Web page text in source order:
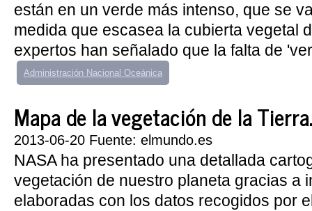
están en un verde más intenso, que se
medida que escasea la cubierta vegetal
expertos han señalado que la falta de
Administración Nacional Oceánica
Mapa de la vegetación de la
2013-06-20 Fuente: elmundo.es
NASA ha presentado una detallada
vegetación de nuestro planeta gracias a
elaboradas con los datos recogidos por